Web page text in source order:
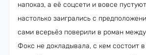
напоказ, а её соцсети и вовсе
настолько заигрались с
сами всерьёз поверили в роман
Фокс не докладывала, с кем состоит